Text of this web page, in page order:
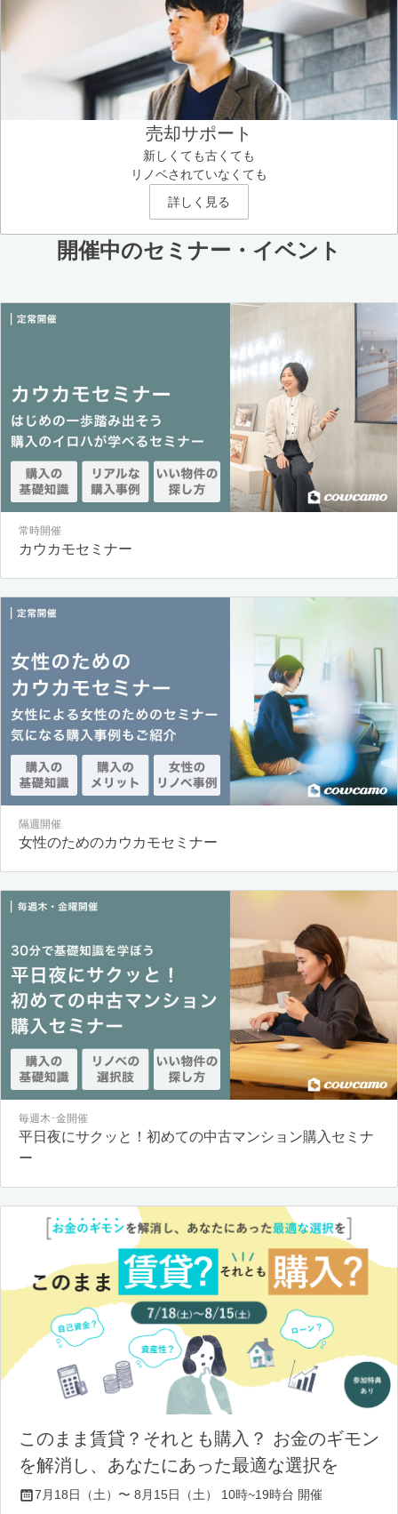
売却サポート
新しくても古くても
リノベされていなくても
詳しく見る
開催中のセミナー・イベント
常時開催
カウカモセミナー
隔週開催
女性のためのカウカモセミナー
毎週木･金開催
平日夜にサクッと！初めての中古マンション購入セミナ
ー
このまま賃貸？それとも購入？ お金のギモン
を解消し、あなたにあった最適な選択を
7月18日（土）〜 8月15日（土） 10時~19時台 開催